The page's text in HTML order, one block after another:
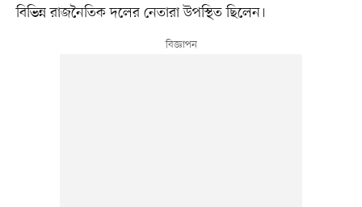
বিভিন্ন রাজনৈতিক দলের নেতারা উপস্থিত ছিলেন।